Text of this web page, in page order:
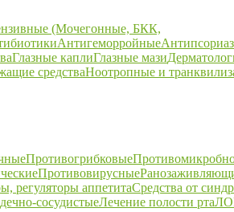
(Мочегонные, БКК,
Антигеморройные
Глазные каплиГлазные мази
средстваНоотропные и
Противогрибковые
Противовирусные
регуляторы аппетитаСредства от
сосудистыеЛечение полости рта